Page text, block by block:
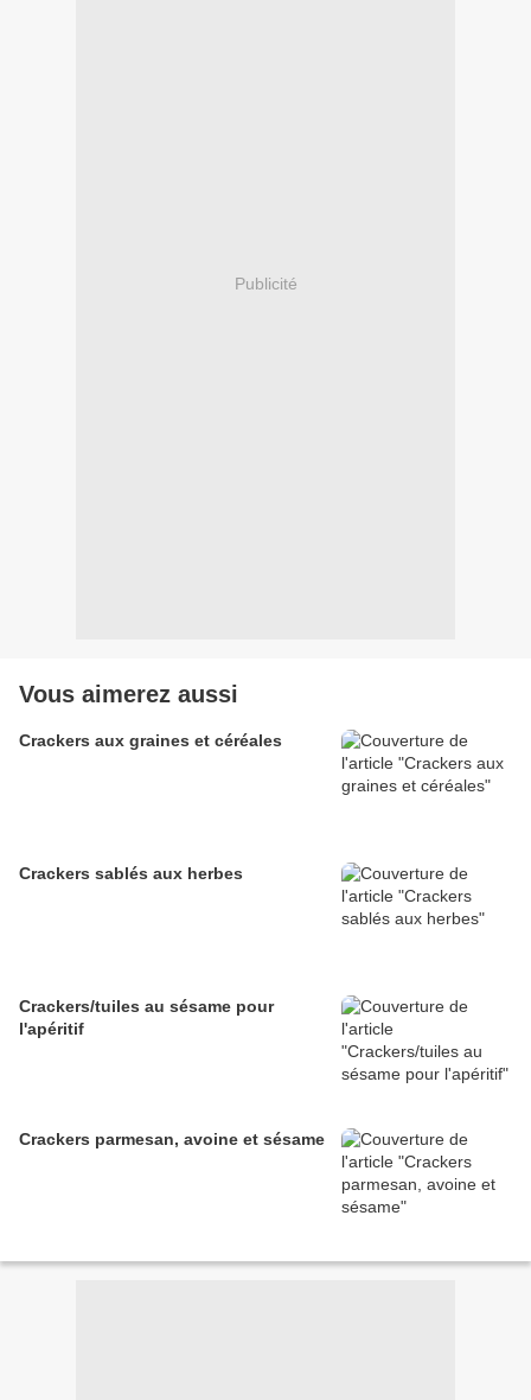
Publicité
Vous aimerez aussi
Crackers aux graines et céréales
Crackers sablés aux herbes
Crackers/tuiles au sésame pour
l'apéritif
Crackers parmesan, avoine et sésame